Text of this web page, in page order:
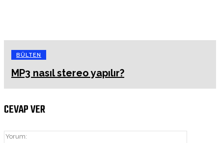
BÜLTEN
MP3 nasıl stereo yapılır?
CEVAP VER